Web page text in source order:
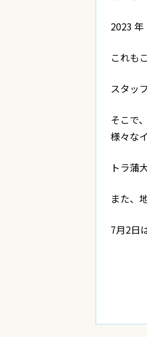
2023 年
これも
スタッ
そこで
様々な
トラ蒲
また、
7月2日